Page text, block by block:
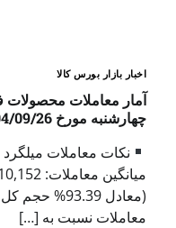
اخبار بازار بورس کالا
آمار معاملات محصولات
چهارشنبه مورخ 1404/09/26 (نماد های معامله شده)
(معادل
معاملات نسبت به […]